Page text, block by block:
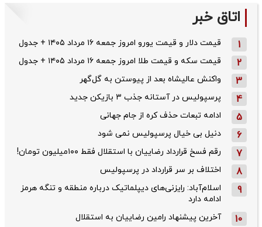
اتاق خبر
1 قیمت دلار و قیمت یورو امروز جمعه ۱۶ مرداد ۱۴۰۵ + جدول
2 قیمت سکه و قیمت طلا امروز جمعه ۱۶ مرداد ۱۴۰۵ + جدول
3 واکنش عالیشاه بعد از پیوستن به گل‌گهر
4 پرسپولیس در آستانه جذب ۳ بازیکن جدید
5 ادامه تبعات حذف کره از جام جهانی
6 دنیل بی خیال پرسپولیس نمی شود
7 رقم فسخ قرارداد رضاییان با استقلال فقط ۱۰۰میلیون تومان!
8 اختلاف بر سر قرارداد در پرسپولیس
9
اسلام‌آباد: رایزنی‌های دیپلماتیک درباره منطقه و تنگه هرمز
ادامه دارد
10 آخرین پیشنهاد رامین رضاییان به استقلال